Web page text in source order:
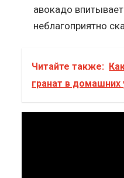
авокадо
неблагоприятно
Читайте также:
гранат в домашних